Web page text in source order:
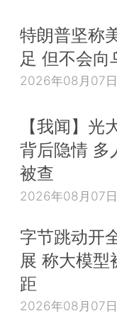
特朗普坚称
足 但不会向
2026年08月07日
【我闻】光
背后隐情 多
被查
2026年08月07日
字节跳动开
展 称大模型
距
2026年08月07日